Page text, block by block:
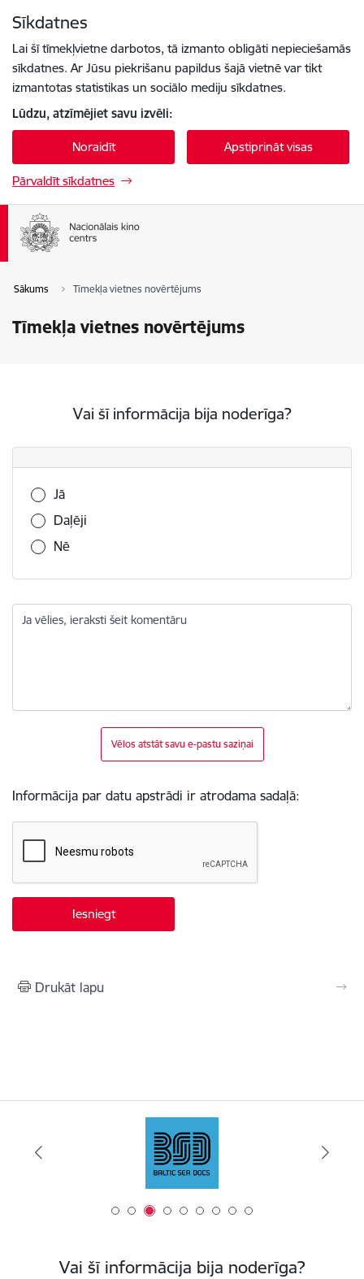
Sīkdatnes
Lai šī tīmekļvietne darbotos, tā izmanto obligāti nepieciešamās
sīkdatnes. Ar Jūsu piekrišanu papildus šajā vietnē var tikt
izmantotas statistikas un sociālo mediju sīkdatnes.
Lūdzu, atzīmējiet savu izvēli:
Noraidīt Apstiprināt visas
Pārvaldīt sīkdatnes
Sākums Tīmekļa vietnes novērtējums
Tīmekļa vietnes novērtējums
Vai šī informācija bija noderīga?
Vai šī informācija bija noderīga?
Jā
Daļēji
Nē
Ja vēlies, ieraksti šeit komentāru
Vēlos atstāt savu e-pastu saziņai
Informācija par datu apstrādi ir atrodama sadaļā:
Drukāt lapu
Vai šī informācija bija noderīga?